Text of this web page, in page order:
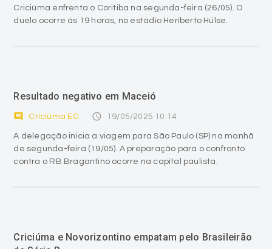
Criciúma enfrenta o Coritiba na segunda-feira (26/05). O
duelo ocorre às 19 horas, no estádio Heriberto Hülse.
Resultado negativo em Maceió
comment Criciúma EC access_time 19/05/2025 10:14
A delegação inicia a viagem para São Paulo (SP) na manhã
de segunda-feira (19/05). A preparação para o confronto
contra o RB Bragantino ocorre na capital paulista.
Criciúma e Novorizontino empatam pelo Brasileirão